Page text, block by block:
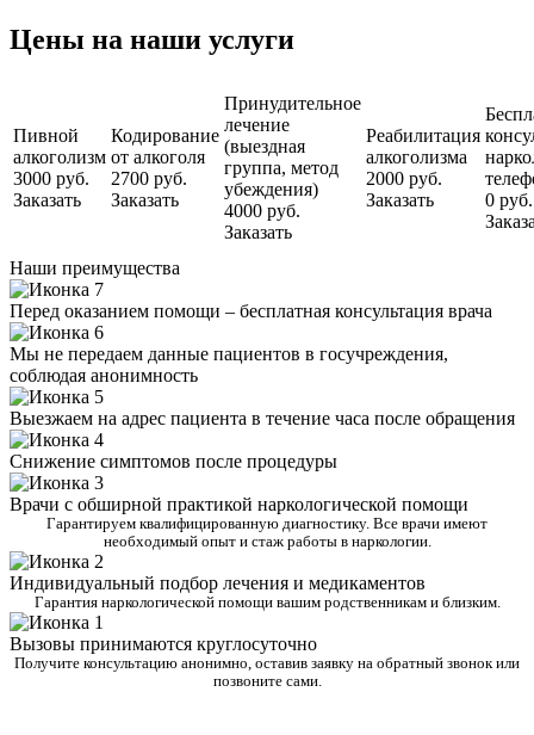
Цены на наши услуги
Пивной
алкоголизм
3000 руб.
Заказать
Кодирование
от алкоголя
2700 руб.
Заказать
Принудительное
лечение
(выездная
группа, метод
убеждения)
4000 руб.
Заказать
Реабилитация
алкоголизма
2000 руб.
Заказать
0 руб.
Наши преимущества
Перед оказанием помощи – бесплатная консультация врача
Мы не передаем данные пациентов в госучреждения,
соблюдая анонимность
Выезжаем на адрес пациента в течение часа после обращения
Снижение симптомов после процедуры
Врачи с обширной практикой наркологической помощи
Гарантируем квалифицированную диагностику. Все врачи имеют
необходимый опыт и стаж работы в наркологии.
Индивидуальный подбор лечения и медикаментов
Гарантия наркологической помощи вашим родственникам и близким.
Вызовы принимаются круглосуточно
Получите консультацию анонимно, оставив заявку на обратный звонок или
позвоните сами.